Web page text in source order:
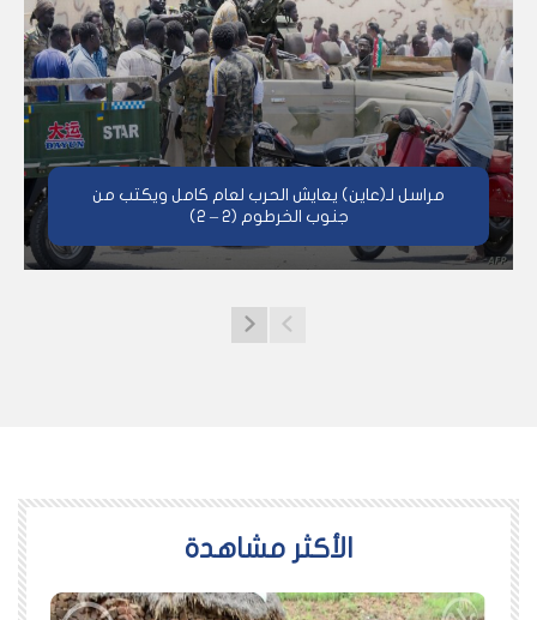
مراسل لـ(عاين) يعايش الحرب لعام كامل ويكتب من
جنوب الخرطوم (2 – 2)
اﻷكثر مشاهدة